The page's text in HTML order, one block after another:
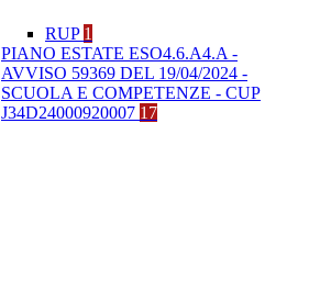
RUP 1
PIANO ESTATE ESO4.6.A4.A -
AVVISO 59369 DEL 19/04/2024 -
SCUOLA E COMPETENZE - CUP
J34D24000920007 17